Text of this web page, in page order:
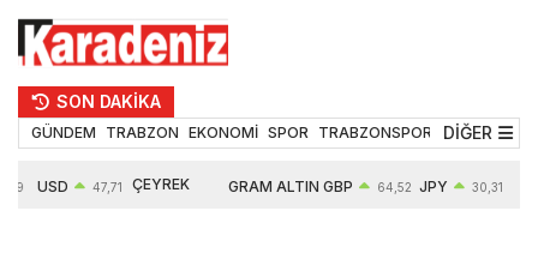
SON DAKİKA
GÜNDEM TRABZON EKONOMİ SPOR TRABZONSPOR TEKNOLOJİ
DİĞER
USD 47,71 ÇEYREK GRAM ALTIN GBP 64,52 JPY 30,31 EUR